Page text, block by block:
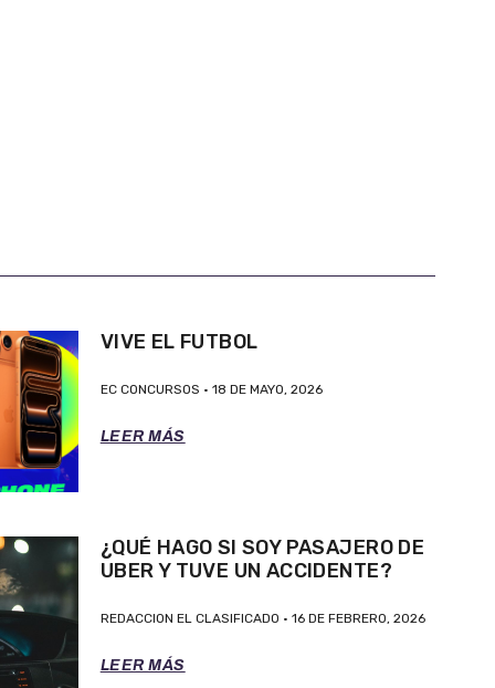
VIVE EL FUTBOL
EC CONCURSOS 18 DE MAYO, 2026
LEER MÁS
¿QUÉ HAGO SI SOY PASAJERO DE
UBER Y TUVE UN ACCIDENTE?
REDACCION EL CLASIFICADO 16 DE FEBRERO, 2026
LEER MÁS